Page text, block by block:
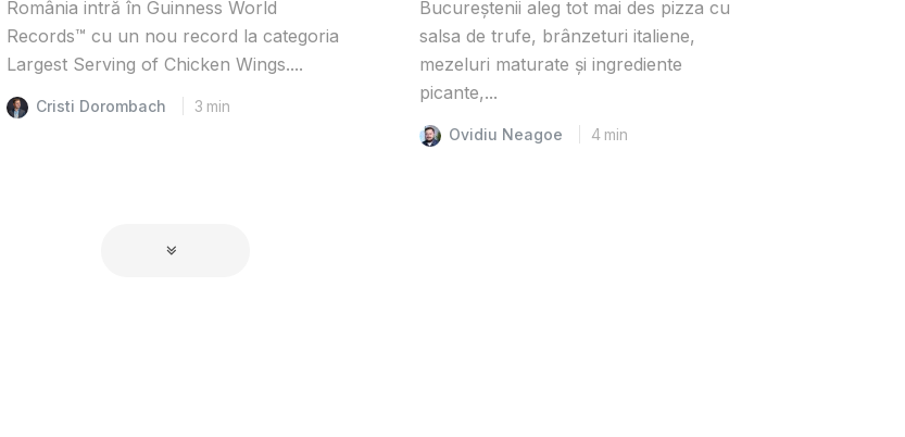
România intră în Guinness World
Records™️ cu un nou record la categoria
Largest Serving of Chicken Wings....
Cristi Dorombach 3 min
Bucureștenii aleg tot mai des pizza cu
salsa de trufe, brânzeturi italiene,
mezeluri maturate și ingrediente
picante,...
Ovidiu Neagoe 4 min